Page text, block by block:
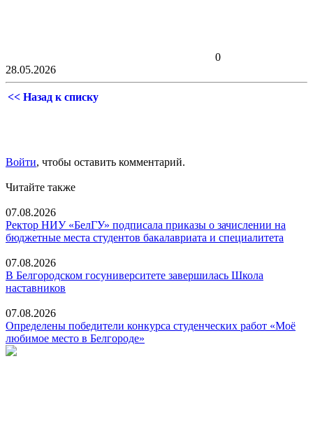
0
28.05.2026
<< Назад к списку
Войти, чтобы оставить комментарий.
Читайте также
07.08.2026
Ректор НИУ «БелГУ» подписала приказы о зачислении на
бюджетные места студентов бакалавриата и специалитета
07.08.2026
В Белгородском госуниверситете завершилась Школа
наставников
07.08.2026
Определены победители конкурса студенческих работ «Моё
любимое место в Белгороде»